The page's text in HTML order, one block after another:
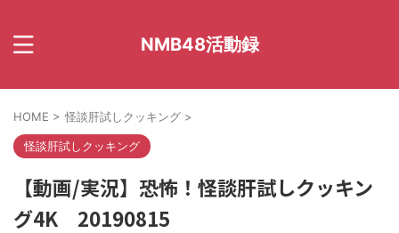
NMB48活動録
HOME > 怪談肝試しクッキング >
怪談肝試しクッキング
【動画/実況】恐怖！怪談肝試しクッキン
グ4K 20190815